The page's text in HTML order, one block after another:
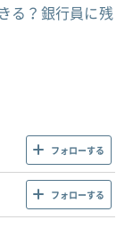
る？銀行員に残
フォローする
フォローする